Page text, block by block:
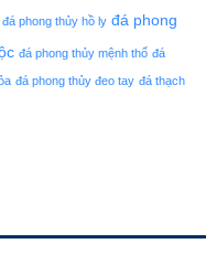
đá phong thủy hồ ly đá phong
đá phong thủy mệnh thổ đá
đá phong thủy đeo tay đá thạch